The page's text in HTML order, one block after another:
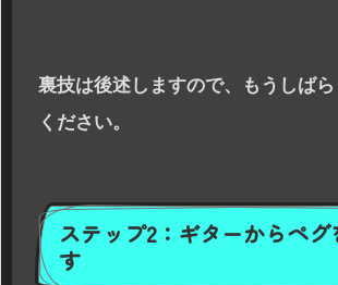
裏技は後述しますので、もうしば
ください。
ステップ2：ギターからペ
す